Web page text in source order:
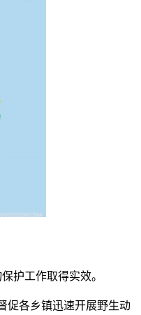
护工作取得实效。
促各乡镇迅速开展野生动